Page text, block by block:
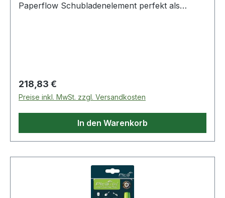
Paperflow Schubladenelement perfekt als
Regulärer Preis:
218,83 €
Preise inkl. MwSt. zzgl. Versandkosten
In den Warenkorb